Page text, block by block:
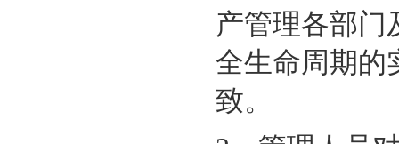
产管理各部门
全生命周期的
致。